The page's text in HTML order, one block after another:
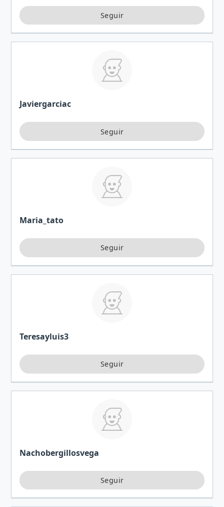
Javiergarciac
Maria_tato
Teresayluis3
Nachobergillosvega